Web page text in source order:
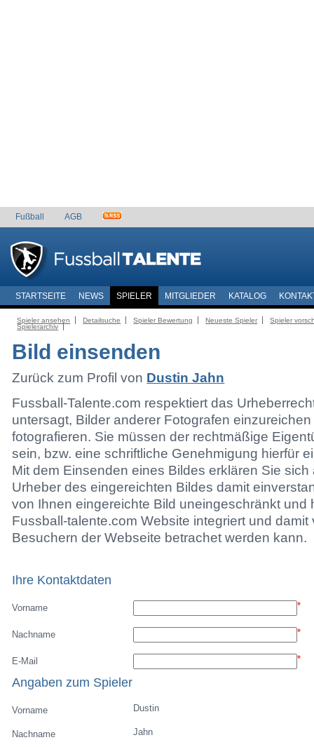
Fußball AGB
STARTSEITE NEWS SPIELER MITGLIEDER KATALOG
Spieler ansehen Detailsuche Spieler Bewertung Neueste Spieler
Spieler
Spielerarchiv
Bild einsenden
Zurück zum Profil von Dustin Jahn
Fussball-Talente.com respektiert das
untersagt, Bilder anderer Fotografen
fotografieren. Sie müssen der rechtmäßige
sein, bzw. eine schriftliche Genehmigung hierfür
Mit dem Einsenden eines Bildes erklären Sie
Urheber des eingereichten Bildes damit
von Ihnen eingereichte Bild uneingeschränkt und
Fussball-talente.com Website integriert und damit
Besuchern der Webseite betrachet werden kann.
Ihre Kontaktdaten
Vorname *
Nachname *
E-Mail *
Angaben zum Spieler
Vorname Dustin
Nachname Jahn